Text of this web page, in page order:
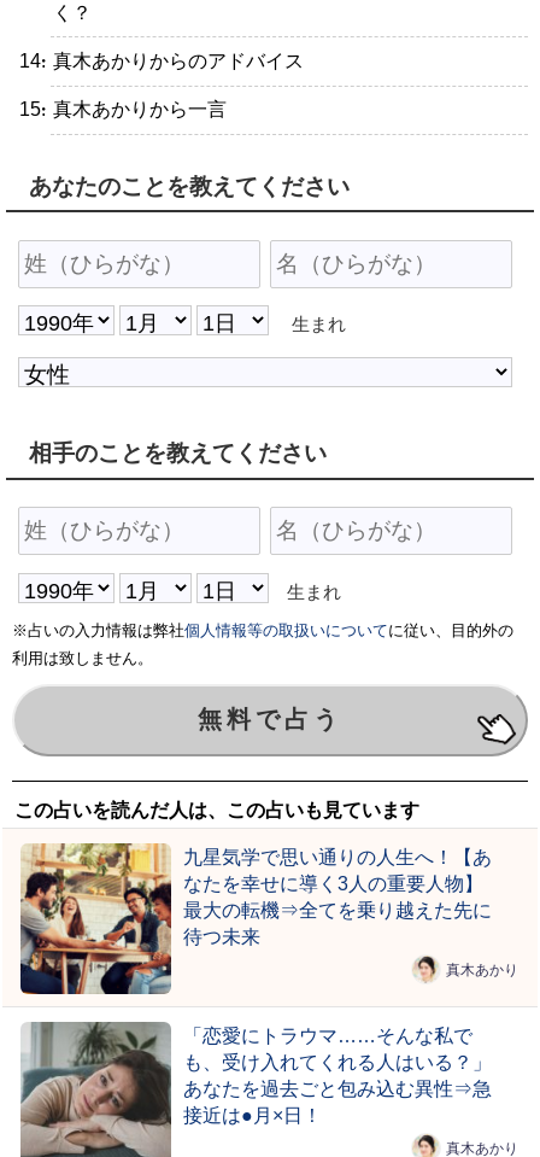
く？
・真木あかりからのアドバイス
・真木あかりから一言
あなたのことを教えてください
生まれ
相手のことを教えてください
生まれ
※占いの入力情報は弊社個人情報等の取扱いについてに従い、目的外の
利用は致しません。
この占いを読んだ人は、この占いも見ています
九星気学で思い通りの人生へ！【あ
なたを幸せに導く3人の重要人物】
最大の転機⇒全てを乗り越えた先に
待つ未来
真木あかり
「恋愛にトラウマ……そんな私で
も、受け入れてくれる人はいる？」
あなたを過去ごと包み込む異性⇒急
接近は●月×日！
真木あかり